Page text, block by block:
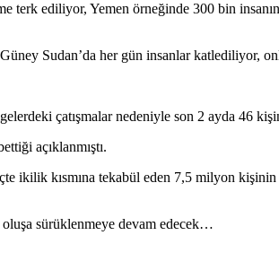
ediliyor, Yemen örneğinde 300 bin
Sudan’da her gün insanlar katlediliyor,
çatışmalar nedeniyle son 2 ayda 46
açıklanmıştı.
ikilik kısmına tekabül eden 7,5 milyon
oluşa sürüklenmeye devam edecek…